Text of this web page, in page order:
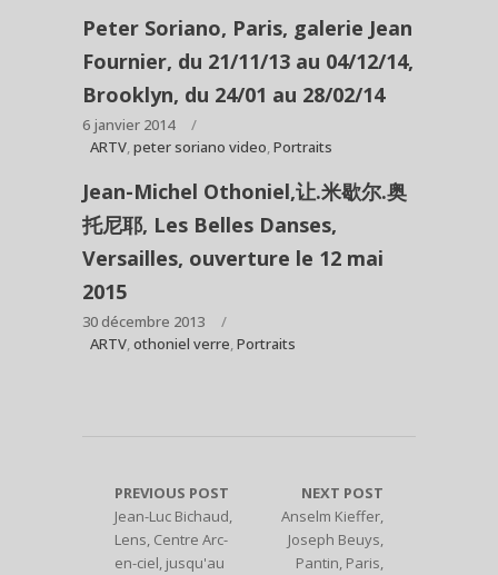
Peter Soriano, Paris, galerie Jean
Fournier, du 21/11/13 au 04/12/14,
Brooklyn, du 24/01 au 28/02/14
6 janvier 2014
ARTV,peter soriano video,Portraits
Jean-Michel Othoniel,让.米歇尔.奥
托尼耶, Les Belles Danses,
Versailles, ouverture le 12 mai
2015
30 décembre 2013
ARTV,othoniel verre,Portraits
PREVIOUS POST
Jean-Luc Bichaud,
Lens, Centre Arc-
en-ciel, jusqu'au
NEXT POST
Anselm Kieffer,
Joseph Beuys,
Pantin, Paris,